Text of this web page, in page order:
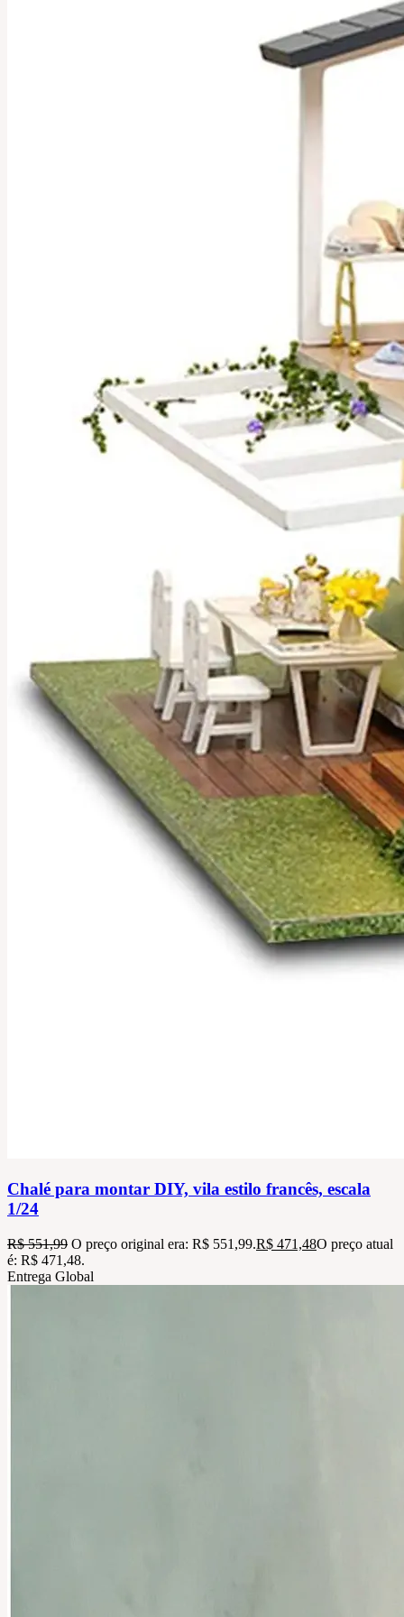
Chalé para montar DIY, vila estilo francês, escala
1/24
R$551,99 O preço original era: R$ 551,99.R$ 471,48O preço atual
é: R$ 471,48.
Entrega Global